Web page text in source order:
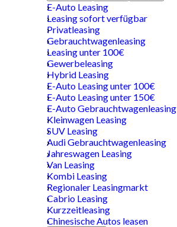
E-Auto Leasing
Leasing sofort verfügbar
Privatleasing
Gebrauchtwagenleasing
Leasing unter 100€
Gewerbeleasing
Hybrid Leasing
E-Auto Leasing unter 100€
E-Auto Leasing unter 150€
E-Auto Gebrauchtwagenleasing
Kleinwagen Leasing
SUV Leasing
Audi Gebrauchtwagenleasing
Jahreswagen Leasing
Van Leasing
Kombi Leasing
Regionaler Leasingmarkt
Cabrio Leasing
Kurzzeitleasing
Chinesische Autos leasen